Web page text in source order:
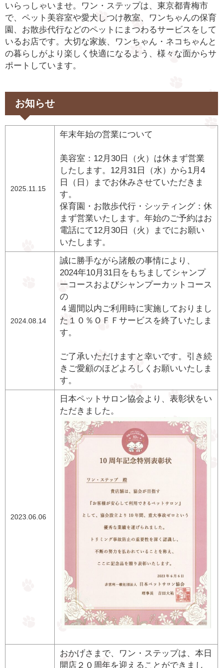
いらっしゃいませ。ワン・ステップは、東京都青梅市
で、ペット美容室や愛犬しつけ教室、ワンちゃんの保育
園、お散歩代行などのペットにまつわるサービスをして
いるお店です。大切な家族、ワンちゃん・ネコちゃんと
の暮らしがより楽しく快適になるよう、様々な面からサ
ポートしています。
お知らせ
2025.11.15
年末年始の営業について
美容室：12月30日（火）は休まず営業
したします。12月31日（水）から1月4
日（日）までお休みさせていただきま
す。
保育園・お散歩代行・シッティング：休
まず営業いたします。年始のご予約はお
電話にて12月30日（火）までにお願い
いたします。
2024.08.14
誠に勝手ながら諸般の事情により、
2024年10月31日をもちましてシャンプ
ーコースおよびシャンプーカットコース
の
４週間以内ご利用時に実施しておりまし
た１０％ＯＦＦサービスを終了いたしま
す。
ご了承いただけますと幸いです。引き続
きご愛顧のほどよろしくお願いいたしま
す。
2023.06.06
日本ペットサロン協会より、表彰状をい
ただきました。
おかげさまで、ワン・ステップは、本日
開店２０周年を迎えることができまし